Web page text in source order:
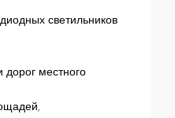
светильников
дорог местного